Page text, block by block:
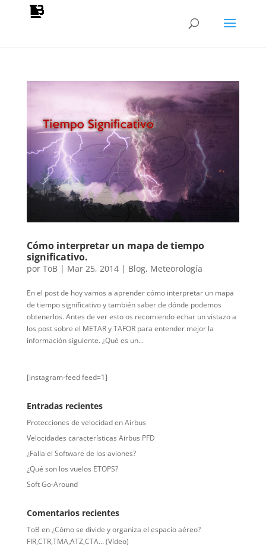
Cómo interpretar un mapa de tiempo
significativo.
por ToB| Mar 25, 2014| Blog, Meteorología
En el post de hoy vamos a aprender cómo interpretar un mapa
de tiempo significativo y también saber de dónde podemos
obtenerlos. Antes de ver esto os recomiendo echar un vistazo a
los post sobre el METAR y TAFOR para entender mejor la
información siguiente. ¿Qué es un...
[instagram-feed feed=1]
Entradas recientes
Protecciones de velocidad en Airbus
Velocidades características Airbus PFD
¿Falla el Software de los aviones?
¿Qué son los vuelos ETOPS?
Soft Go-Around
Comentarios recientes
ToB en¿Cómo se divide y organiza el espacio aéreo?
FIR,CTR,TMA,ATZ,CTA… (Vídeo)